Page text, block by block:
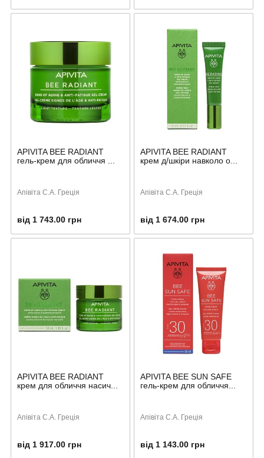
APIVITA BEE RADIANT
гель-крем для обличчя ...
Апівіта С.А. Греція
від 1 743.00 грн
APIVITA BEE RADIANT
крем д/шкіри навколо о...
Апівіта С.А. Греція
від 1 674.00 грн
APIVITA BEE RADIANT
крем для обличчя насич...
Апівіта С.А. Греція
від 1 917.00 грн
APIVITA BEE SUN SAFE
гель-крем для обличчя...
Апівіта С.А. Греція
від 1 143.00 грн